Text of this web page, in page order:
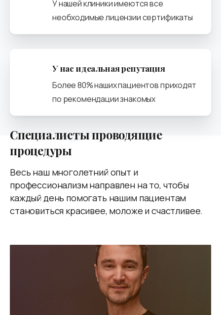
У нашей клиники имеются все
необходимые лицензии сертификаты
У нас идеальная репутация
Более 80% наших пациентов приходят
по рекомендации знакомых
Специалистыпроводящие
процедуры
Весь наш многолетний опыт и
профессионализм направлен на то, чтобы
каждый день помогать нашим пациентам
становиться красивее, моложе и счастливее.